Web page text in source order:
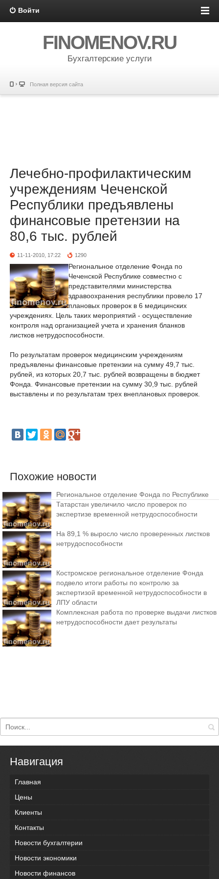
Войти
FINOMENOV.RU
Бухгалтерские услуги
Полная версия сайта
Лечебно-профилактическим
учреждениям Чеченской
Республики предъявлены
финансовые претензии на
80,6 тыс. рублей
11-11-2010, 17:22 1290
Региональное отделение Фонда по
Чеченской Республике совместно с
представителями министерства
здравоохранения республики провело 17
плановых проверок в 6 медицинских
учреждениях. Цель таких мероприятий - осуществление
контроля над организацией учета и хранения бланков
листков нетрудоспособности.
По результатам проверок медицинским учреждениям
предъявлены финансовые претензии на сумму 49,7 тыс.
рублей, из которых 20,7 тыс. рублей возвращены в бюджет
Фонда. Финансовые претензии на сумму 30,9 тыс. рублей
выставлены и по результатам трех внеплановых проверок.
Похожие новости
Региональное отделение Фонда по Республике
Татарстан увеличило число проверок по
экспертизе временной нетрудоспособности
На 89,1 % выросло число проверенных листков
нетрудоспособности
Костромское региональное отделение Фонда
подвело итоги работы по контролю за
экспертизой временной нетрудоспособности в
ЛПУ области
Комплексная работа по проверке выдачи листков
нетрудоспособности дает результаты
Навигация
Главная
Цены
Клиенты
Контакты
Новости бухгалтерии
Новости экономики
Новости финансов